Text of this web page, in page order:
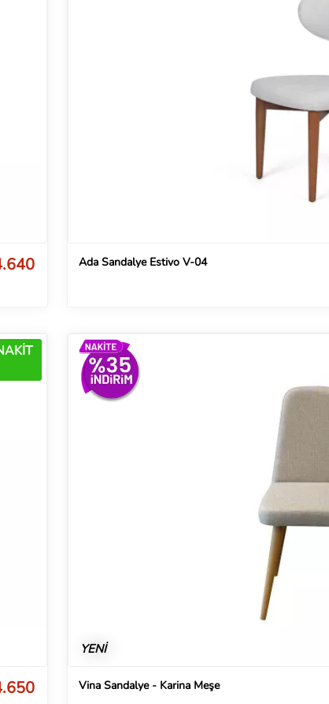
Ada Sandalye Estivo V-04
YENİ
Vina Sandalye - Karina Meşe